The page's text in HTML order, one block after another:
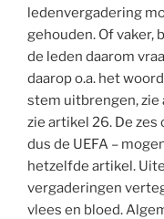
ledenvergadering
gehouden. Of vaker,
de leden daarom
daarop o.a. het
stem uitbrengen, zie
zie artikel 26. De
dus de UEFA –
hetzelfde artikel.
vergaderingen
vlees en bloed.